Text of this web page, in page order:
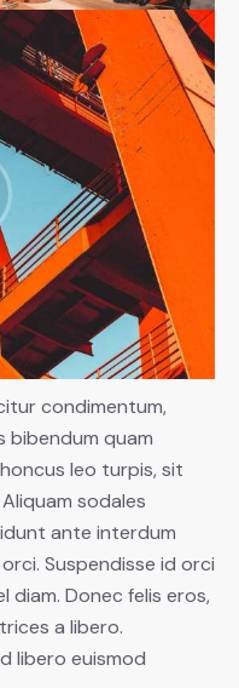
condimentum,
bibendum quam
leo turpis, sit
sodales
ante interdum
Suspendisse id orci
diam. Donec felis eros,
a libero.
libero euismod